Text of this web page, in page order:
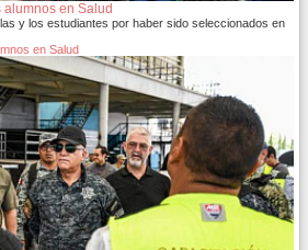
alumnos en Salud
y los estudiantes por haber sido seleccionados en
en Salud